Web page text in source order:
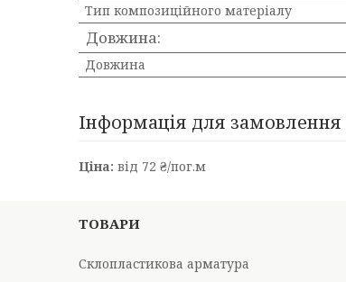
Тип композиційного матеріалу
Довжина:
Довжина
Інформація для замовлення
Ціна: від 72 ₴/пог.м
ТОВАРИ
Склопластикова арматура